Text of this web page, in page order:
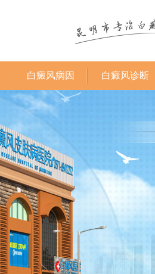
白癜风病因 白癜风诊断